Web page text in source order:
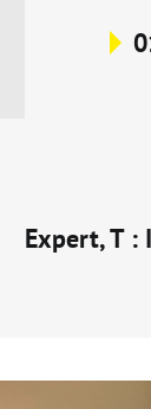
Expert, T